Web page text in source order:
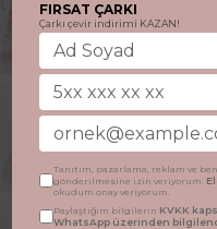
FIRSAT ÇARKI
Çarkı çevir indirimi KAZAN!
Tanıtım, pazarlama, reklam ve
gönderilmesine izin veriyorum.
okudum onay veriyorum.
Paylaştığım bilgilerin KVKK
WhatsApp üzerinden